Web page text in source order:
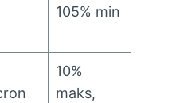
105% min
10%
maks,